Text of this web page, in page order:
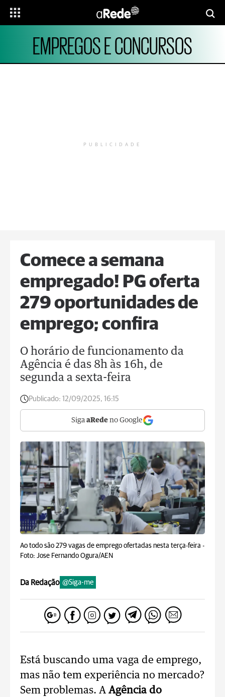
EMPREGOS E CONCURSOS
PUBLICIDADE
Comece a semana
empregado! PG oferta
279 oportunidades de
emprego; confira
O horário de funcionamento da
Agência é das 8h às 16h, de
segunda a sexta-feira
Publicado: 12/09/2025, 16:15
Siga aRede no Google
Ao todo são 279 vagas de emprego ofertadas nesta terça-feira -
Foto: Jose Fernando Ogura/AEN
Da Redação @Siga-me
Está buscando uma vaga de emprego,
mas não tem experiência no mercado?
Sem problemas. A Agência do